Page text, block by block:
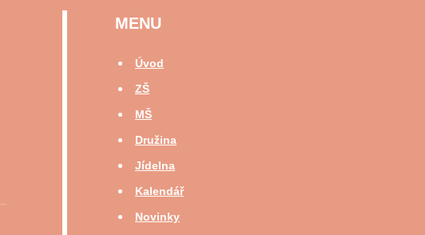
MENU
Úvod
ZŠ
MŠ
Družina
Jídelna
Kalendář
Novinky